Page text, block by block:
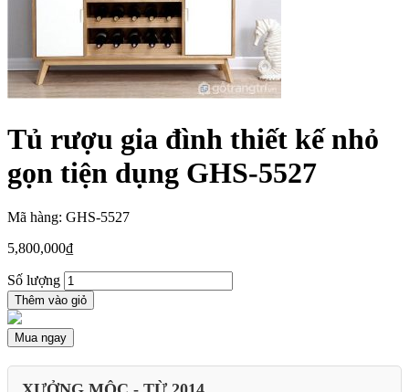
Tủ rượu gia đình thiết kế nhỏ
gọn tiện dụng GHS-5527
Mã hàng: GHS-5527
5,800,000₫
Số lượng
Thêm vào giỏ
Mua ngay